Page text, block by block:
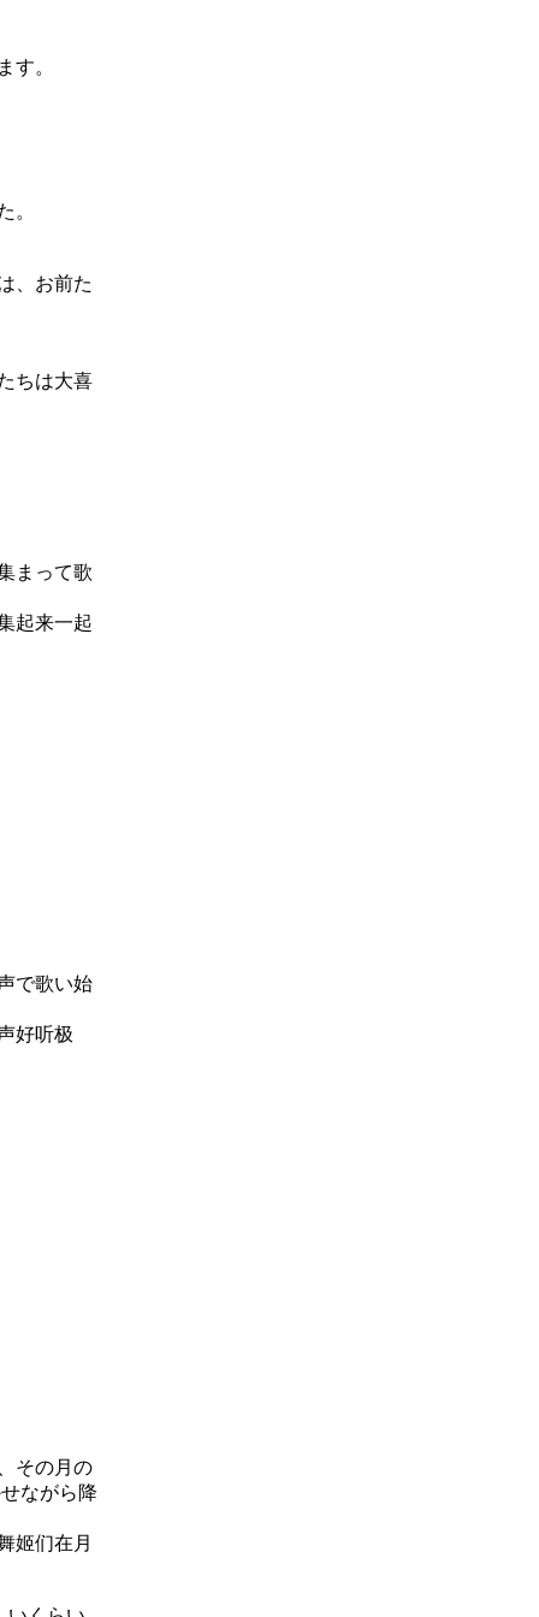
す。
。
、お前た
ちは大喜
まって歌
起来一起
で歌い始
好听极
その月の
ながら降
姬们在月